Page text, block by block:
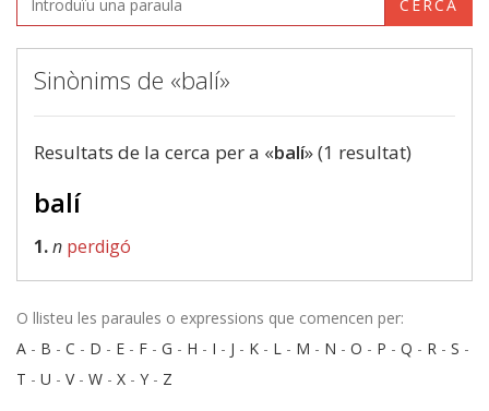
CERCA
Sinònims de «balí»
Resultats de la cerca per a «balí» (1 resultat)
balí
1.n perdigó
O llisteu les paraules o expressions que comencen per:
A - B - C - D - E - F - G - H - I - J - K - L - M - N - O - P - Q - R - S -
T - U - V- W - X - Y - Z